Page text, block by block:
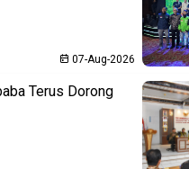
07-Aug-2026
Terus Dorong